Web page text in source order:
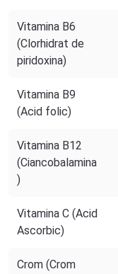
Vitamina B6
(Clorhidrat de
piridoxina)
Vitamina B9
(Acid folic)
Vitamina B12
(Ciancobalamina
)
Vitamina C (Acid
Ascorbic)
Crom (Crom